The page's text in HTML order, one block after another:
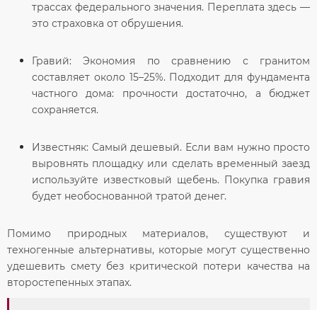
трассах федерального значения. Переплата здесь —
это страховка от обрушения.
Гравий: Экономия по сравнению с гранитом
составляет около 15–25%. Подходит для фундамента
частного дома: прочности достаточно, а бюджет
сохраняется.
Известняк: Самый дешевый. Если вам нужно просто
выровнять площадку или сделать временный заезд
используйте известковый щебень. Покупка гравия
будет необоснованной тратой денег.
Помимо природных материалов, существуют и
техногенные альтернативы, которые могут существенно
удешевить смету без критической потери качества на
второстепенных этапах.